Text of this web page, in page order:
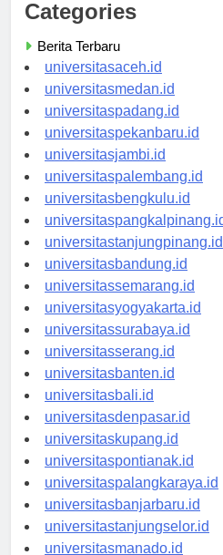
Categories
Berita Terbaru
universitasaceh.id
universitasmedan.id
universitaspadang.id
universitaspekanbaru.id
universitasjambi.id
universitaspalembang.id
universitasbengkulu.id
universitaspangkalpinang.id
universitastanjungpinang.id
universitasbandung.id
universitassemarang.id
universitasyogyakarta.id
universitassurabaya.id
universitasserang.id
universitasbanten.id
universitasbali.id
universitasdenpasar.id
universitaskupang.id
universitaspontianak.id
universitaspalangkaraya.id
universitasbanjarbaru.id
universitastanjungselor.id